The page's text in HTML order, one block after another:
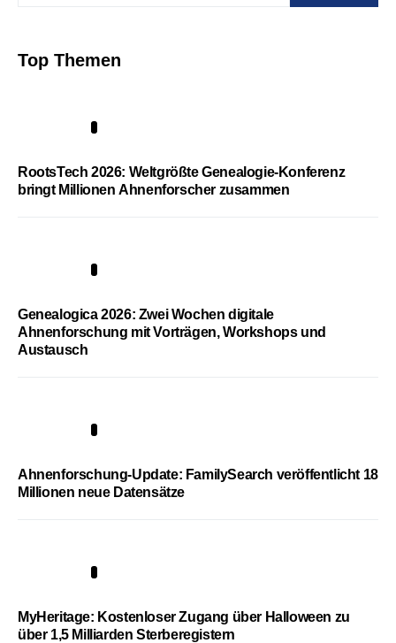
Top Themen
RootsTech 2026: Weltgrößte Genealogie-Konferenz
bringt Millionen Ahnenforscher zusammen
Genealogica 2026: Zwei Wochen digitale
Ahnenforschung mit Vorträgen, Workshops und
Austausch
Ahnenforschung-Update: FamilySearch veröffentlicht 18
Millionen neue Datensätze
MyHeritage: Kostenloser Zugang über Halloween zu
über 1,5 Milliarden Sterberegistern